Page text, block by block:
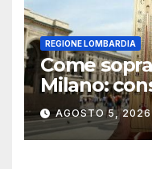
REGIONE LOMBARDIA
Come
Milano:
AGOSTO 5, 2026